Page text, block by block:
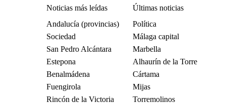
Noticias más leídas
Últimas noticias
Andalucía (provincias)
Política
Sociedad
Málaga capital
San Pedro Alcántara
Marbella
Estepona
Alhaurín de la Torre
Benalmádena
Cártama
Fuengirola
Mijas
Rincón de la Victoria
Torremolinos